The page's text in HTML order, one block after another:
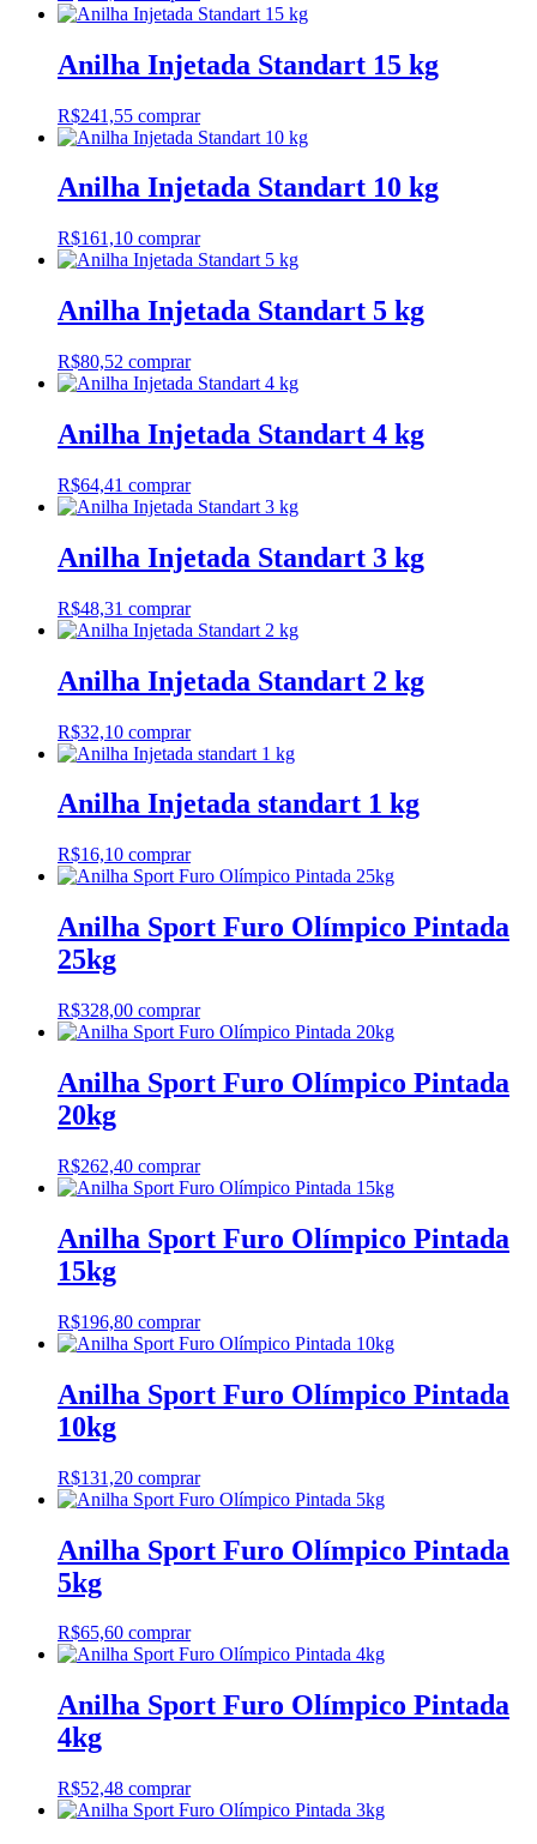
Anilha Injetada Standart 15 kg
R$241,55 comprar
Anilha Injetada Standart 10 kg
R$161,10 comprar
Anilha Injetada Standart 5 kg
R$80,52 comprar
Anilha Injetada Standart 4 kg
R$64,41 comprar
Anilha Injetada Standart 3 kg
R$48,31 comprar
Anilha Injetada Standart 2 kg
R$32,10 comprar
Anilha Injetada standart 1 kg
R$16,10 comprar
Anilha Sport Furo Olímpico Pintada
25kg
R$328,00 comprar
Anilha Sport Furo Olímpico Pintada
20kg
R$262,40 comprar
Anilha Sport Furo Olímpico Pintada
15kg
R$196,80 comprar
Anilha Sport Furo Olímpico Pintada
10kg
R$131,20 comprar
Anilha Sport Furo Olímpico Pintada
5kg
R$65,60 comprar
Anilha Sport Furo Olímpico Pintada
4kg
R$52,48 comprar